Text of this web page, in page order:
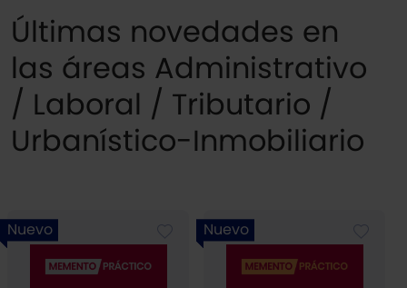
Últimas novedades en
las áreas Administrativo
/ Laboral / Tributario /
Urbanístico-Inmobiliario
Nuevo Nuevo